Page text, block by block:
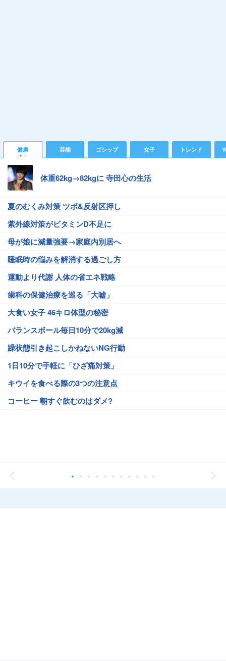
健康 芸能 ゴシップ 女子 トレンド
体重62kg→82kgに 寺田心の生活
夏のむくみ対策 ツボ&反射区押し
紫外線対策がビタミンD不足に
母が娘に減量強要→家庭内別居へ
睡眠時の悩みを解消する過ごし方
運動より代謝 人体の省エネ戦略
歯科の保健治療を巡る「大嘘」
大食い女子 46キロ体型の秘密
バランスボール毎日10分で20kg減
躁状態引き起こしかねないNG行動
1日10分で手軽に「ひざ痛対策」
キウイを食べる際の3つの注意点
コーヒー 朝すぐ飲むのはダメ?